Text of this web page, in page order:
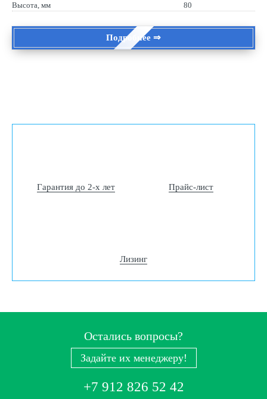
Высота, мм
80
Подробнее ⇒
Гарантия до 2-х лет Прайс-лист
Лизинг
Остались вопросы?
Задайте их менеджеру!
+7 912 826 52 42